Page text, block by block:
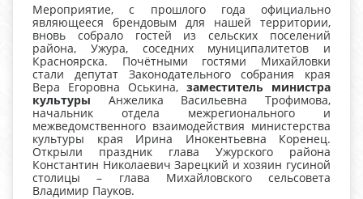
Мероприятие, с прошлого года официально
являющееся брендовым для нашей территории,
вновь собрало гостей из сельских поселений
района, Ужура, соседних муниципалитетов и
Красноярска. Почётными гостями Михайловки
стали депутат Законодательного собрания края
Вера Егоровна Оськина, заместитель министра
культуры Анжелика Васильевна Трофимова,
начальник отдела межрегионального и
межведомственного взаимодействия министерства
культуры края Ирина Инокентьевна Коренец.
Открыли праздник глава Ужурского района
Константин Николаевич Зарецкий и хозяин гусиной
столицы – глава Михайловского сельсовета
Владимир Пауков.